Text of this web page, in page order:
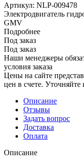
Артикул: NLP-009478
Электродвигатель
GMV
Подробнее
Под заказ
Под заказ
Наши менеджеры
условия заказа
Цены на сайте
цен в счете.
Описание
Отзывы
Задать вопрос
Доставка
Оплата
Описание